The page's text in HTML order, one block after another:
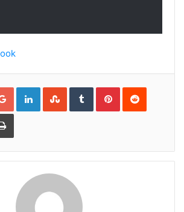
Google+LinkedInStumbleUpon
TumblrPinterestReddit
Print